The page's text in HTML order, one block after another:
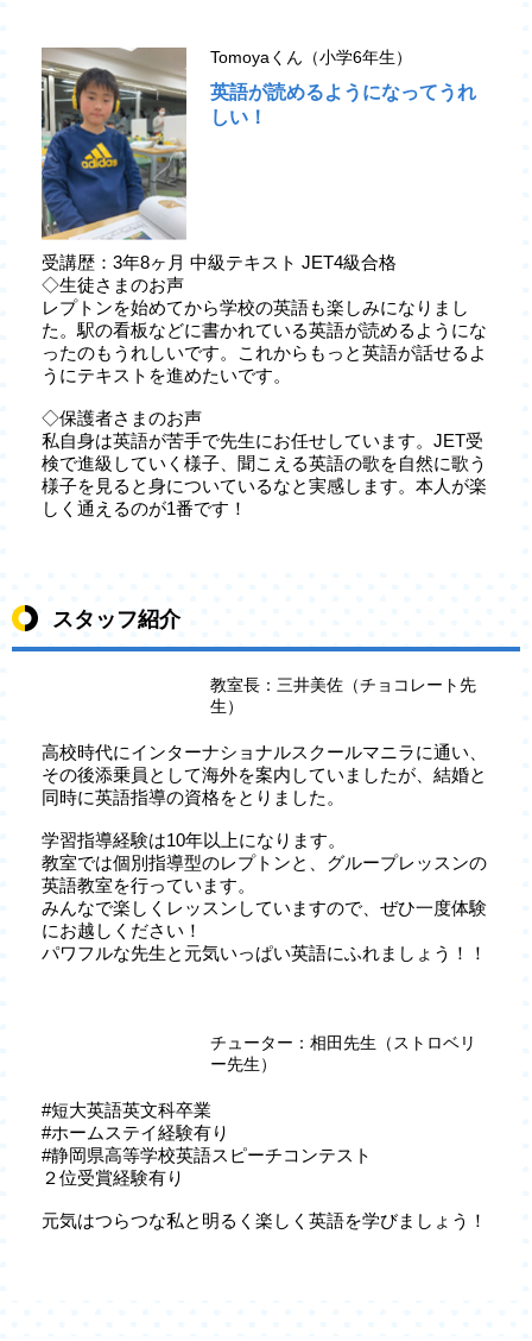
Tomoyaくん（小学6年生）
英語が読めるようになってうれ
しい！
受講歴：3年8ヶ月 中級テキスト JET4級合格
◇生徒さまのお声
レプトンを始めてから学校の英語も楽しみになりまし
た。駅の看板などに書かれている英語が読めるようにな
ったのもうれしいです。これからもっと英語が話せるよ
うにテキストを進めたいです。
◇保護者さまのお声
私自身は英語が苦手で先生にお任せしています。JET受
検で進級していく様子、聞こえる英語の歌を自然に歌う
様子を見ると身についているなと実感します。本人が楽
しく通えるのが1番です！
スタッフ紹介
教室長：三井美佐（チョコレート先
生）
高校時代にインターナショナルスクールマニラに通い、
その後添乗員として海外を案内していましたが、結婚と
同時に英語指導の資格をとりました。
学習指導経験は10年以上になります。
教室では個別指導型のレプトンと、グループレッスンの
英語教室を行っています。
みんなで楽しくレッスンしていますので、ぜひ一度体験
にお越しください！
パワフルな先生と元気いっぱい英語にふれましょう！！
チューター：相田先生（ストロベリ
ー先生）
#短大英語英文科卒業
#ホームステイ経験有り
#静岡県高等学校英語スピーチコンテスト
２位受賞経験有り
元気はつらつな私と明るく楽しく英語を学びましょう！